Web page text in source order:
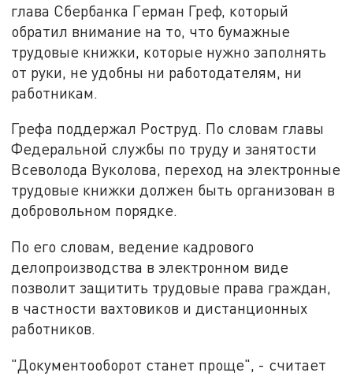
глава Сбербанка Герман Греф, который
обратил внимание на то, что бумажные
трудовые книжки, которые нужно заполнять
от руки, не удобны ни работодателям, ни
работникам.
Грефа поддержал Роструд. По словам главы
Федеральной службы по труду и занятости
Всеволода Вуколова, переход на электронные
трудовые книжки должен быть организован в
добровольном порядке.
По его словам, ведение кадрового
делопроизводства в электронном виде
позволит защитить трудовые права граждан,
в частности вахтовиков и дистанционных
работников.
"Документооборот станет проще", - считает